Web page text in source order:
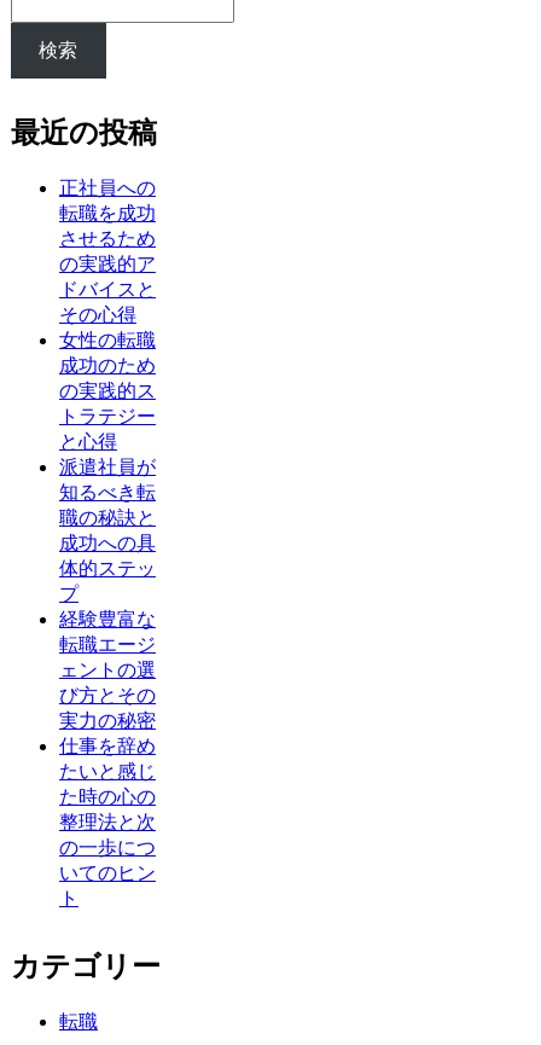
検索
最近の投稿
正社員への
転職を成功
させるため
の実践的ア
ドバイスと
その心得
女性の転職
成功のため
の実践的ス
トラテジー
と心得
派遣社員が
知るべき転
職の秘訣と
成功への具
体的ステッ
プ
経験豊富な
転職エージ
ェントの選
び方とその
実力の秘密
仕事を辞め
たいと感じ
た時の心の
整理法と次
の一歩につ
いてのヒン
ト
カテゴリー
転職